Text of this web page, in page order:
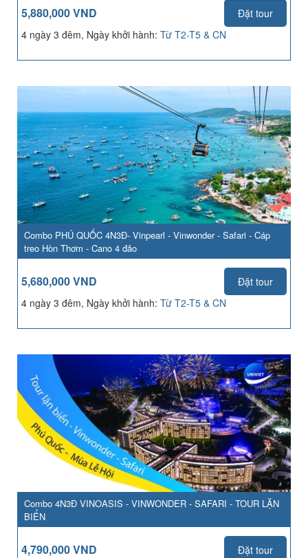
5,880,000 VND
Đặt tour
4 ngày 3 đêm, Ngày khởi hành: Từ T2-T5 & CN
Combo PHÚ QUỐC 4N3Đ- Vinpearl - Vinwonder - Safari - Cáp
treo Hòn Thơm - Cano 4 đảo
5,680,000 VND
Đặt tour
4 ngày 3 đêm, Ngày khởi hành: Từ T2-T5 & CN
Combo 4N3Đ VINOASIS - VINWONDER - SAFARI - TOUR LẶN
BIỂN
4,790,000 VND
Đặt tour